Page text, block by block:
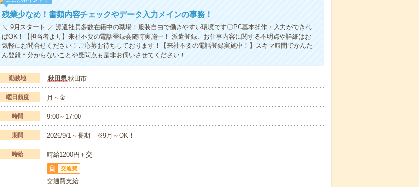
残業少なめ！書類内容チェックやデータ入力メインの事務！
＼ 9月スタート ／ 派遣社員多数在籍中の職場！服装自由で働きやすい環境です〇PC基本操作・入力ができれ
ばOK！【担当者より】来社不要の電話登録会随時実施中！ 派遣登録、お仕事内容に関する不明点や詳細はお
気軽にお問合せください！ご応募お待ちしております！【来社不要の電話登録実施中！】スキマ時間でかんた
ん登録＊分からないことや疑問点も是非お伺いさせてください！
勤務地 秋田県秋田市
曜日頻度 月～金
時間 9:00～17:00
期間 2026/9/1～長期 ※9月～OK！
時給 時給1200円＋交
交通費
交通費支給